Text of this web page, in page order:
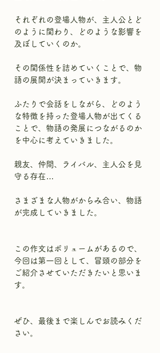
それぞれの登場人物が、主人公とど
のように関わり、どのような影響を
及ぼしていくのか。
その関係性を詰めていくことで、物
語の展開が決まっていきます。
ふたりで会話をしながら、どのよう
な特徴を持った登場人物が出てくる
ことで、物語の発展につながるのか
を中心に考えていきました。
親友、仲間、ライバル、主人公を見
守る存在…
さまざまな人物がからみ合い、物語
が完成していきました。
この作文はボリュームがあるので、
今回は第一回として、冒頭の部分を
ご紹介させていただきたいと思いま
す。
ぜひ、最後まで楽しんでお読みくだ
さい。